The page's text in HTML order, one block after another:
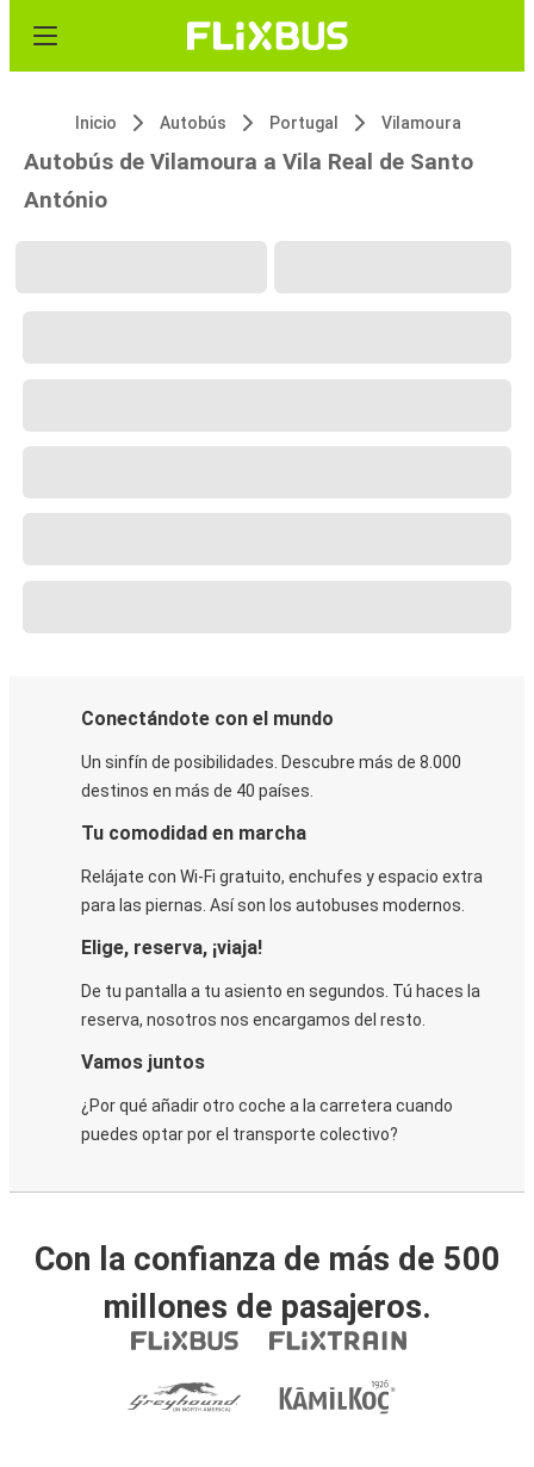
Inicio Autobús Portugal Vilamoura
Autobús de Vilamoura a Vila Real de Santo
António
Conectándote con el mundo
Un sinfín de posibilidades. Descubre más de 8.000
destinos en más de 40 países.
Tu comodidad en marcha
Relájate con Wi-Fi gratuito, enchufes y espacio extra
para las piernas. Así son los autobuses modernos.
Elige, reserva, ¡viaja!
De tu pantalla a tu asiento en segundos. Tú haces la
reserva, nosotros nos encargamos del resto.
Vamos juntos
¿Por qué añadir otro coche a la carretera cuando
puedes optar por el transporte colectivo?
Con la confianza de más de 500
millones de pasajeros.